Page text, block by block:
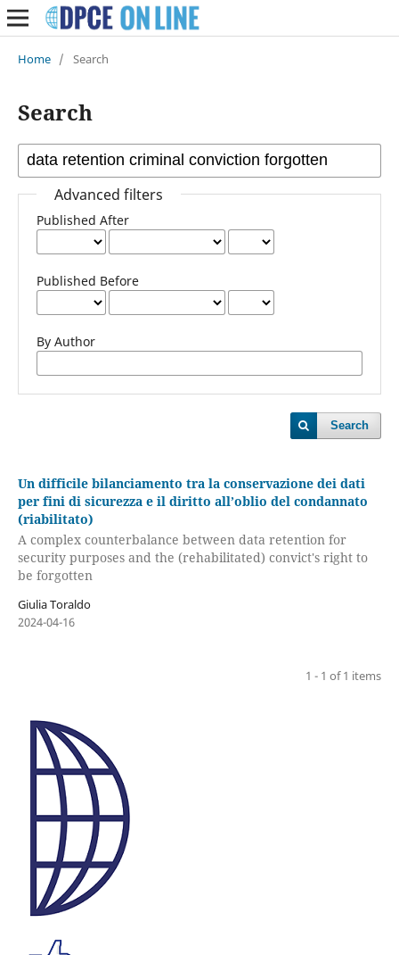
Home / Search
Search
Advanced filters
Published After
Published Before
By Author
Search
Un difficile bilanciamento tra la conservazione dei dati
per fini di sicurezza e il diritto all’oblio del condannato
(riabilitato)
A complex counterbalance between data retention for
security purposes and the (rehabilitated) convict's right to
be forgotten
Giulia Toraldo
2024-04-16
1 - 1 of 1 items